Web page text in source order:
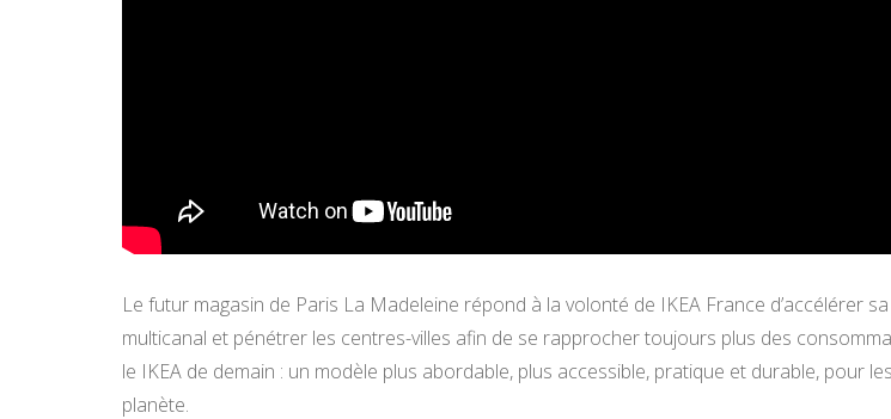
Le futur magasin de Paris La Madeleine répond à la volonté de IKEA France d’accélérer
multicanal et pénétrer les centres-villes afin de se rapprocher toujours plus des
le IKEA de demain : un modèle plus abordable, plus accessible, pratique et durable, pour
planète.